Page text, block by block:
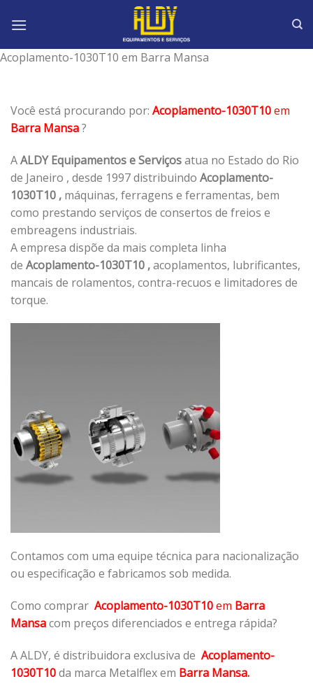
Acoplamento-1030T10 em Barra Mansa
Você está procurando por: Acoplamento-1030T10em
Barra Mansa?
AALDY Equipamentos e Serviçosatua no Estado do Rio
de Janeiro , desde 1997 distribuindo Acoplamento-
1030T10 , máquinas, ferragens e ferramentas, bem
como prestando serviços de consertos de freios e
embreagens industriais.
A empresa dispõe da mais completa linha
de Acoplamento-1030T10 ,acoplamentos, lubrificantes,
mancais de rolamentos, contra-recuos e limitadores de
torque.
Contamos com uma equipe técnica para nacionalização
ou especificação e fabricamos sob medida.
Como comprar Acoplamento-1030T10em Barra
Mansacom preços diferenciados e entrega rápida?
A ALDY, é distribuidora exclusiva de Acoplamento-
1030T10da marca Metalflex em Barra Mansa.